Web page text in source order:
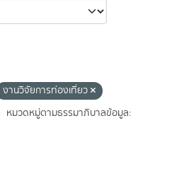
งานวิจัยการท่องเที่ยว
หมวดหมู่ตามธรรมาภิบาลข้อมูล: